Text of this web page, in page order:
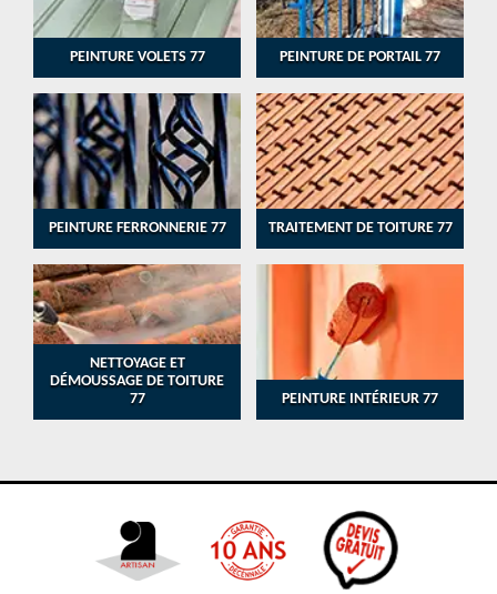
PEINTURE VOLETS 77 PEINTURE DE PORTAIL 77
PEINTURE FERRONNERIE 77 TRAITEMENT DE TOITURE 77
NETTOYAGE ET
DÉMOUSSAGE DE TOITURE
77
PEINTURE INTÉRIEUR 77